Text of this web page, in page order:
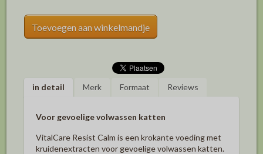
Toevoegen aan winkelmandje
in detail Merk Formaat Reviews
Voor gevoelige volwassen katten
VitalCare Resist Calm is een krokante voeding met
kruidenextracten voor gevoelige volwassen katten.